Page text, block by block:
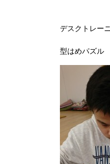
デスクトレー
型はめパズル